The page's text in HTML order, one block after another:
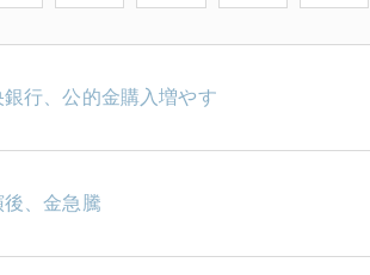
行、公的金購入増やす
、金急騰